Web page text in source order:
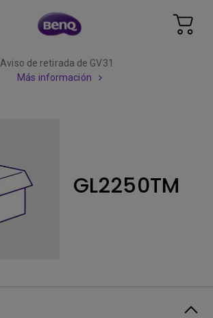
Aviso de retirada de GV31
Más información
GL2250TM